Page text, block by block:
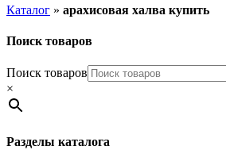
Каталог » арахисовая халва купить
Поиск товаров
Поиск товаров
×
Разделы каталога